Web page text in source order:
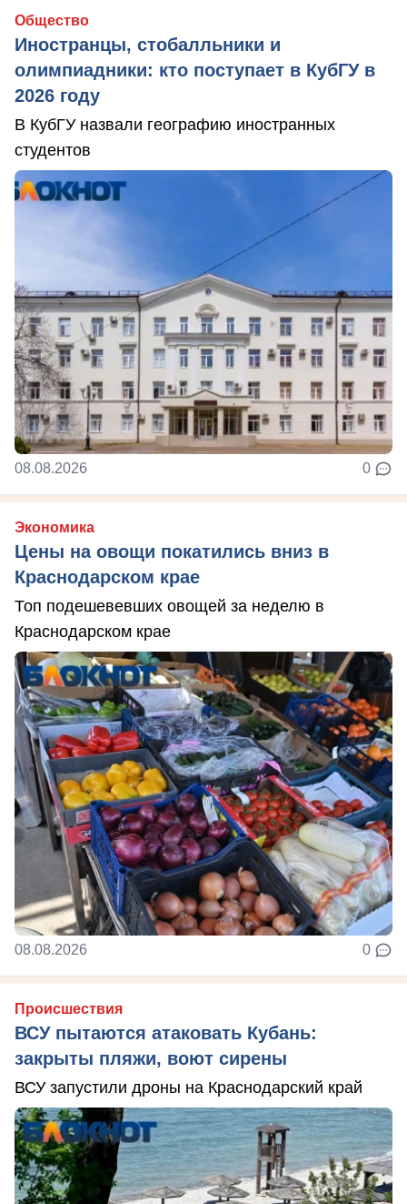
Общество
Иностранцы, стобалльники и
олимпиадники: кто поступает в КубГУ в
2026 году
В КубГУ назвали географию иностранных
студентов
08.08.2026 0
Экономика
Цены на овощи покатились вниз в
Краснодарском крае
Топ подешевевших овощей за неделю в
Краснодарском крае
08.08.2026 0
Происшествия
ВСУ пытаются атаковать Кубань:
закрыты пляжи, воют сирены
ВСУ запустили дроны на Краснодарский край